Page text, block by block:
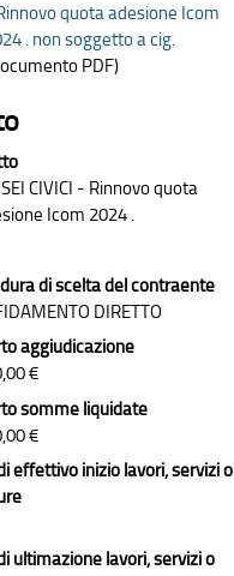
quota adesione Icom
. non soggetto a cig.
PDF)
CIVICI - Rinnovo quota
Icom 2024 .
di scelta del contraente
DIRETTO
aggiudicazione
€
somme liquidate
€
effettivo inizio lavori, servizi o
ultimazione lavori, servizi o